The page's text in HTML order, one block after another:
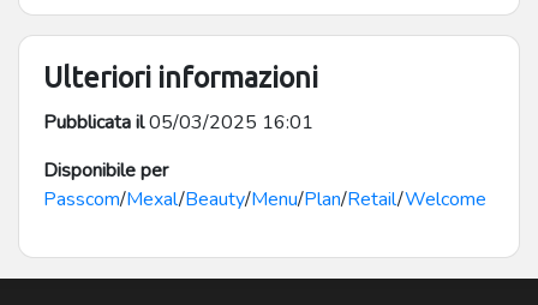
Ulteriori informazioni
Pubblicata il05/03/2025 16:01
Disponibile per
Passcom/Mexal/Beauty/Menu/Plan/Retail/Welcome